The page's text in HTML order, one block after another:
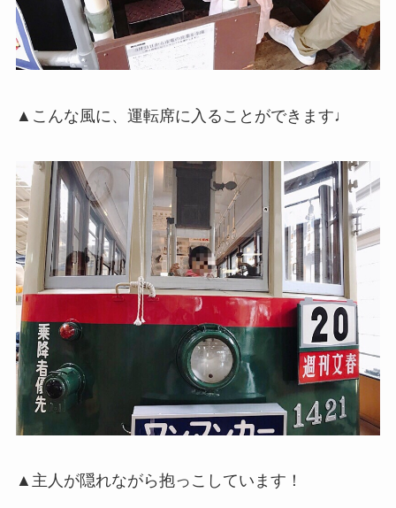
▲こんな風に、運転席に入ることができます♩
▲主人が隠れながら抱っこしています！